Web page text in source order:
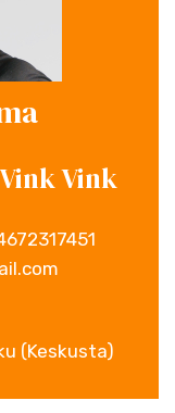
Vink
(Keskusta)